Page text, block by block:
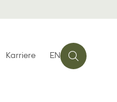
Karriere EN